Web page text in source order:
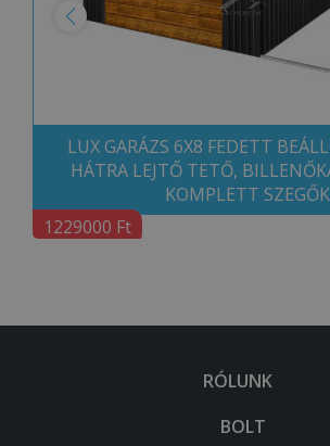
LUX GARÁZS 6X8 FEDETT
HÁTRA LEJTŐ TETŐ,
KOMPLETT SZEGŐK
1229000 Ft
RÓLUNK
BOLT